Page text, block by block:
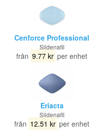
Cenforce Professional
Sildenafil
från 9.77 kr per enhet
Eriacta
Sildenafil
från 12.51 kr per enhet